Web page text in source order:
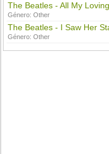
The Beatles - All My Loving
Género:Other
The Beatles - I Saw Her
Género:Other